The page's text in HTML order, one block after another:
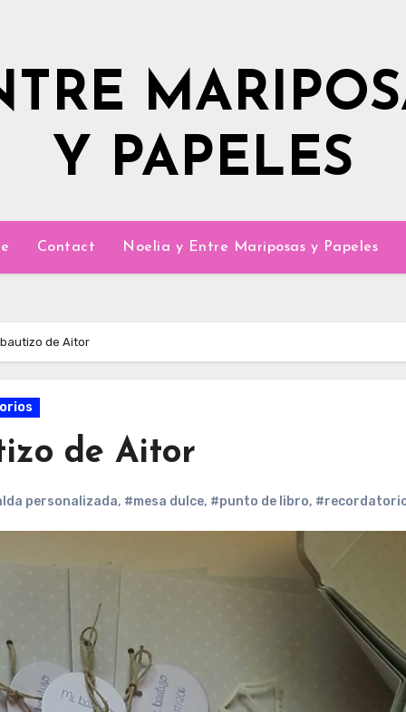
Y PAPELES
Contact Noelia y Entre Mariposas y Papeles
de Aitor
de Aitor
personalizada, #mesa dulce, #punto de libro,